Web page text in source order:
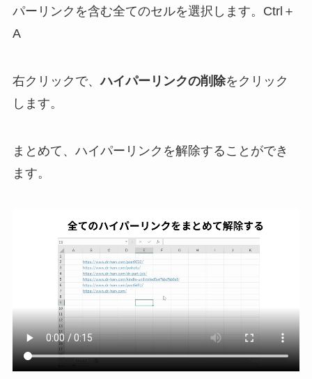
パーリンクを含む全てのセルを選択します。Ctrl＋
A
右クリックで、ハイパーリンクの削除をクリック
します。
まとめて、ハイパーリンクを解除することができ
ます。